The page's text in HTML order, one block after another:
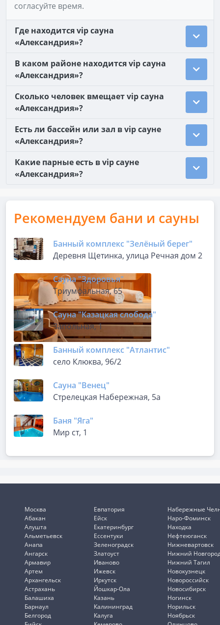
согласуйте время.
Где находится vip сауна
«Александрия»?
В каком районе находится vip сауна
«Александрия»?
Сколько человек вмещает vip сауна
«Александрия»?
Есть ли бассейн или зал в vip сауне
«Александрия»?
Какие парные есть в vip сауне
«Александрия»?
Рекомендуем бани и сауны
Банный комплекс "Зелёный берег"
Деревня Щетинка, улица Речная дом 2
Сауна "Здоровья"
Триумфальная, 65
Сауна "Казацкая слобода"
Запольная, 1
Банный комплекс "Атлантис"
село Клюква, 96/2
Сауна "Венец"
Стрелецкая Набережная, 5а
Баня "Яга"
Мир ст, 1
Москва
Абакан
Алушта
Альметьевск
Анапа
Ангарск
Армавир
Артем
Архангельск
Астрахань
Балашиха
Барнаул
Белгород
Евпатория
Ейск
Екатеринбург
Ессентуки
Зеленоградск
Златоуст
Иваново
Ижевск
Иркутск
Йошкар-Ола
Казань
Калининград
Калуга
Набережные
Наро-Фоминск
Находка
Нефтеюганск
Нижневартовск
Нижний
Нижний Тагил
Новокузнецк
Новороссийск
Новосибирск
Ногинск
Норильск
Ноябрьск